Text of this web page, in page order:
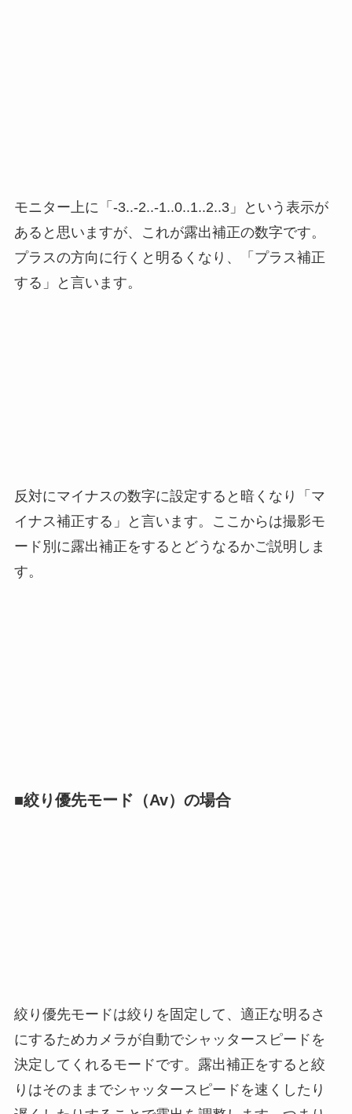
モニター上に「-3..-2..-1..0..1..2..3」という表示が
あると思いますが、これが露出補正の数字です。
プラスの方向に行くと明るくなり、「プラス補正
する」と言います。
反対にマイナスの数字に設定すると暗くなり「マ
イナス補正する」と言います。ここからは撮影モ
ード別に露出補正をするとどうなるかご説明しま
す。
■絞り優先モード（Av）の場合
絞り優先モードは絞りを固定して、適正な明るさ
にするためカメラが自動でシャッタースピードを
決定してくれるモードです。露出補正をすると絞
りはそのままでシャッタースピードを速くしたり